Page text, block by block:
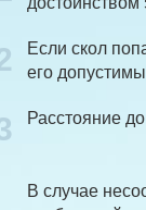
Если скол
его
Расстояние
В случае